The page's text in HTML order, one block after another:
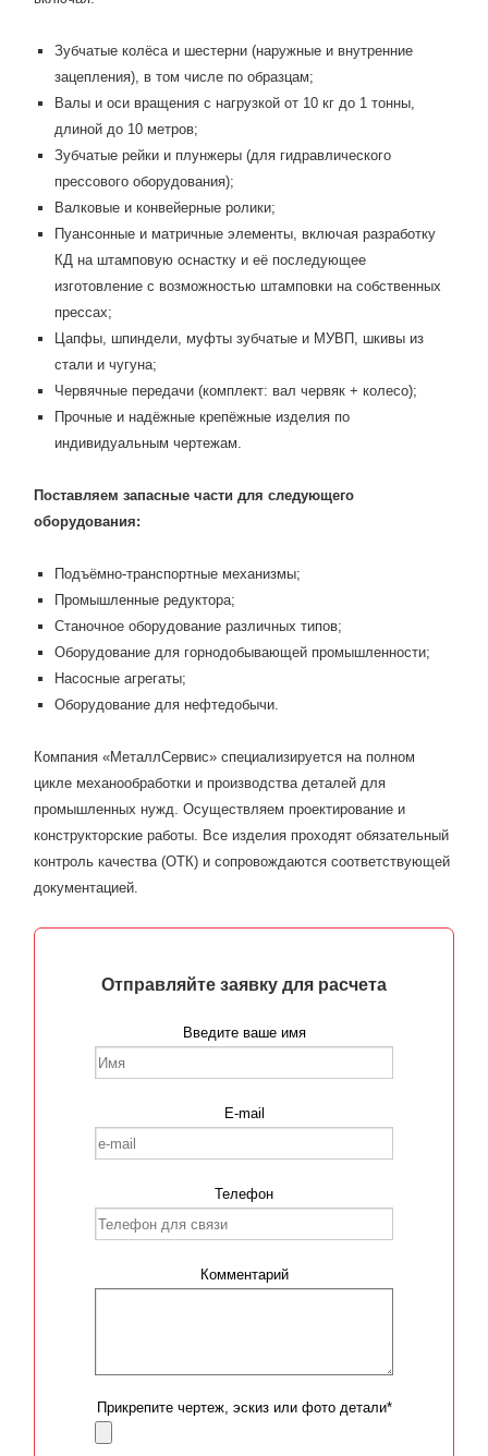
Зубчатые колёса и шестерни (наружные и внутренние
зацепления), в том числе по образцам;
Валы и оси вращения с нагрузкой от 10 кг до 1 тонны,
длиной до 10 метров;
Зубчатые рейки и плунжеры (для гидравлического
прессового оборудования);
Валковые и конвейерные ролики;
Пуансонные и матричные элементы, включая разработку
КД на штамповую оснастку и её последующее
изготовление с возможностью штамповки на собственных
прессах;
Цапфы, шпиндели, муфты зубчатые и МУВП, шкивы из
стали и чугуна;
Червячные передачи (комплект: вал червяк + колесо);
Прочные и надёжные крепёжные изделия по
индивидуальным чертежам.
Поставляем запасные части для следующего
оборудования:
Подъёмно-транспортные механизмы;
Промышленные редуктора;
Станочное оборудование различных типов;
Оборудование для горнодобывающей промышленности;
Насосные агрегаты;
Оборудование для нефтедобычи.
Компания «МеталлСервис» специализируется на полном
цикле механообработки и производства деталей для
промышленных нужд. Осуществляем проектирование и
конструкторские работы. Все изделия проходят обязательный
контроль качества (ОТК) и сопровождаются соответствующей
документацией.
Отправляйте заявку для расчета
Введите ваше имя
E-mail
Телефон
Комментарий
Прикрепите чертеж, эскиз или фото детали*